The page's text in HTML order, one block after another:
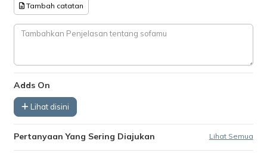
Tambah catatan
Adds On
Lihat disini
Pertanyaan Yang Sering Diajukan Lihat Semua